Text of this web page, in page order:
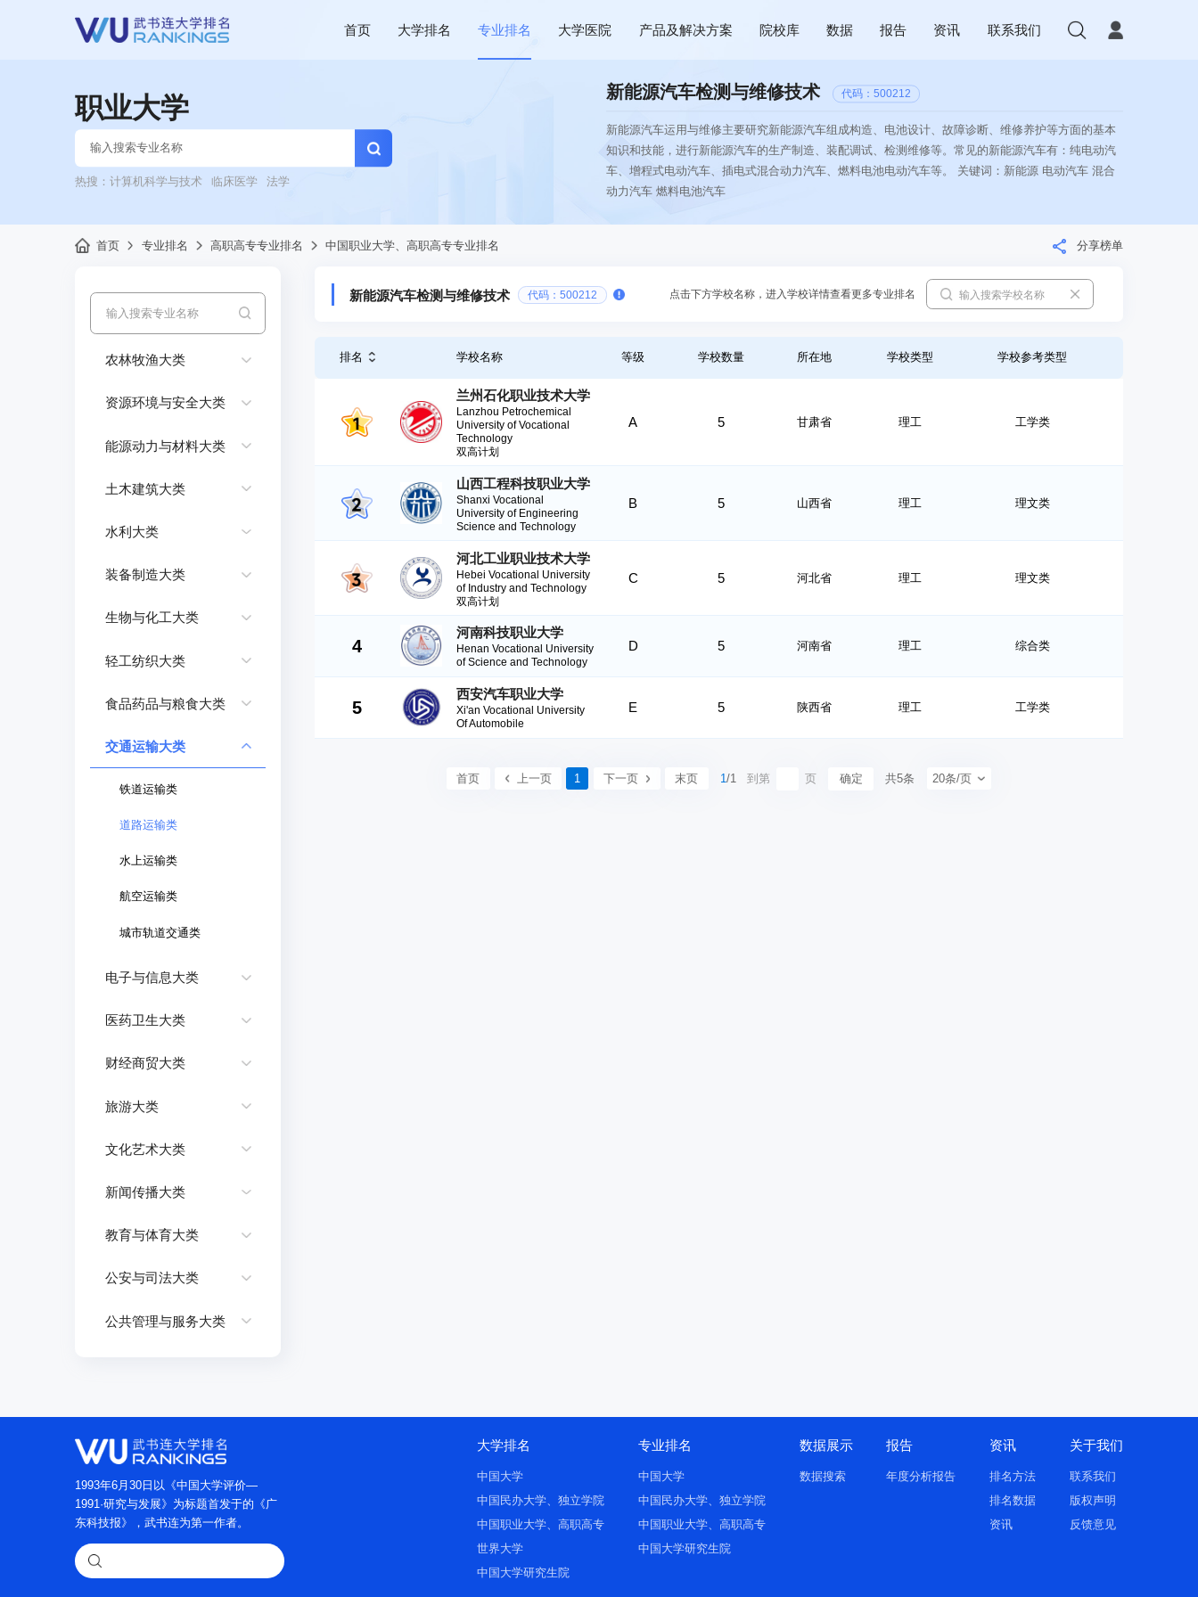
首页 大学排名 专业排名 大学医院 产品及解决方案 院校库 数据 报告 资讯 联系我们
职业大学
热搜： 计算机科学与技术 临床医学 法学
新能源汽车检测与维修技术 代码：500212
新能源汽车运用与维修主要研究新能源汽车组成构造、电池设计、故障诊断、维修养护等方面的基本
知识和技能，进行新能源汽车的生产制造、装配调试、检测维修等。常见的新能源汽车有：纯电动汽
车、增程式电动汽车、插电式混合动力汽车、燃料电池电动汽车等。 关键词：新能源 电动汽车 混合
动力汽车 燃料电池汽车
首页 专业排名 高职高专专业排名 中国职业大学、高职高专专业排名 分享榜单
农林牧渔大类
资源环境与安全大类
能源动力与材料大类
土木建筑大类
水利大类
装备制造大类
生物与化工大类
轻工纺织大类
食品药品与粮食大类
交通运输大类
铁道运输类
道路运输类
水上运输类
航空运输类
城市轨道交通类
电子与信息大类
医药卫生大类
财经商贸大类
旅游大类
文化艺术大类
新闻传播大类
教育与体育大类
公安与司法大类
公共管理与服务大类
新能源汽车检测与维修技术 代码：500212 点击下方学校名称，进入学校详情查看更多专业排名
排名 学校名称 等级 学校数量 所在地 学校类型 学校参考类型
兰州石化职业技术大学
Lanzhou Petrochemical
University of Vocational
Technology
双高计划
A 5 甘肃省 理工 工学类
山西工程科技职业大学
Shanxi Vocational
University of Engineering
Science and Technology
B 5 山西省 理工 理文类
河北工业职业技术大学
Hebei Vocational University
of Industry and Technology
双高计划
C 5 河北省 理工 理文类
4
河南科技职业大学
Henan Vocational University
of Science and Technology
D 5 河南省 理工 综合类
5
西安汽车职业大学
Xi'an Vocational University
Of Automobile
E 5 陕西省 理工 工学类
首页 上一页 1 下一页 末页 1/1 到第 页 确定 共5条 20条/页
1993年6月30日以《中国大学评价—
1991·研究与发展》为标题首发于的《广
东科技报》，武书连为第一作者。
大学排名
中国大学
中国民办大学、独立学院
中国职业大学、高职高专
世界大学
中国大学研究生院
专业排名
中国大学
中国民办大学、独立学院
中国职业大学、高职高专
中国大学研究生院
数据展示
数据搜索
报告
年度分析报告
资讯
排名方法
排名数据
资讯
关于我们
联系我们
版权声明
反馈意见